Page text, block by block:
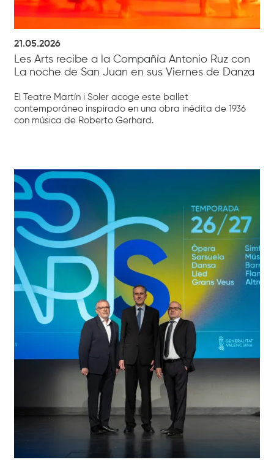
21.05.2026
Les Arts recibe a la Compañía Antonio Ruz con
La noche de San Juan en sus Viernes de Danza
El Teatre Martín i Soler acoge este ballet
contemporáneo inspirado en una obra inédita de 1936
con música de Roberto Gerhard.